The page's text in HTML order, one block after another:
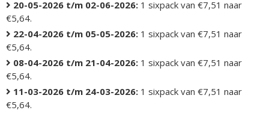
20-05-2026 t/m 02-06-2026: 1 sixpack van €7,51 naar
€5,64.
22-04-2026 t/m 05-05-2026: 1 sixpack van €7,51 naar
€5,64.
08-04-2026 t/m 21-04-2026: 1 sixpack van €7,51 naar
€5,64.
11-03-2026 t/m 24-03-2026: 1 sixpack van €7,51 naar
€5,64.